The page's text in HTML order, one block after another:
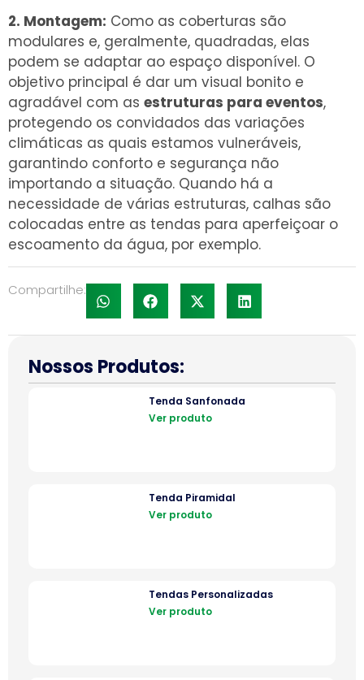
2. Montagem: Como as coberturas são
modulares e, geralmente, quadradas, elas
podem se adaptar ao espaço disponível. O
objetivo principal é dar um visual bonito e
agradável com as estruturas para eventos,
protegendo os convidados das variações
climáticas as quais estamos vulneráveis,
garantindo conforto e segurança não
importando a situação. Quando há a
necessidade de várias estruturas, calhas são
colocadas entre as tendas para aperfeiçoar o
escoamento da água, por exemplo.
Compartilhe:
Nossos Produtos:
Tenda Sanfonada
Ver produto
Tenda Piramidal
Ver produto
Tendas Personalizadas
Ver produto